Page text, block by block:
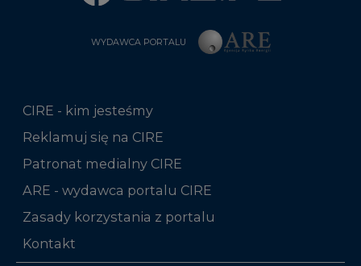
WYDAWCA PORTALU
CIRE - kim jesteśmy
Reklamuj się na CIRE
Patronat medialny CIRE
ARE - wydawca portalu CIRE
Zasady korzystania z portalu
Kontakt